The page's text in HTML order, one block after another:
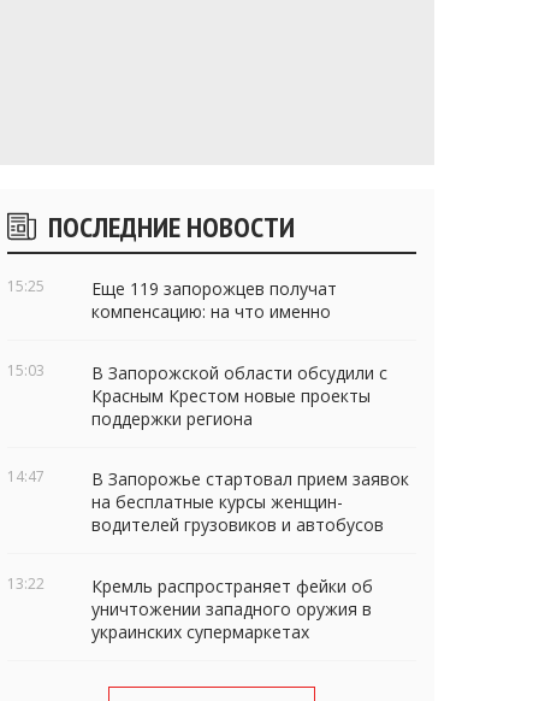
Боковые
виджеты
ПОСЛЕДНИЕ НОВОСТИ
15:25
Еще 119 запорожцев получат
компенсацию: на что именно
15:03
В Запорожской области обсудили с
Красным Крестом новые проекты
поддержки региона
14:47
В Запорожье стартовал прием заявок
на бесплатные курсы женщин-
водителей грузовиков и автобусов
13:22
Кремль распространяет фейки об
уничтожении западного оружия в
украинских супермаркетах